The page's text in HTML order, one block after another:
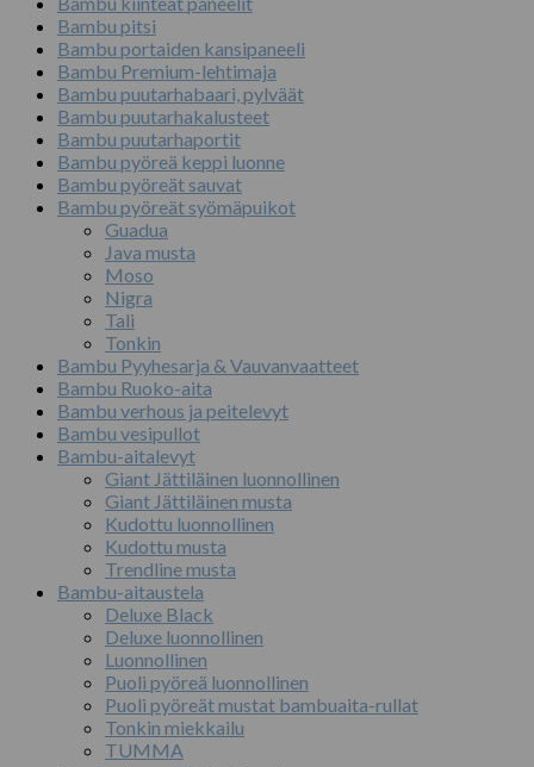
Bambu pitsi
Bambu portaiden kansipaneeli
Bambu Premium-lehtimaja
Bambu puutarhabaari, pylväät
Bambu puutarhakalusteet
Bambu puutarhaportit
Bambu pyöreä keppi luonne
Bambu pyöreät sauvat
Bambu pyöreät syömäpuikot
Guadua
Java musta
Moso
Nigra
Tali
Tonkin
Bambu Pyyhesarja & Vauvanvaatteet
Bambu Ruoko-aita
Bambu verhous ja peitelevyt
Bambu vesipullot
Bambu-aitalevyt
Giant Jättiläinen luonnollinen
Giant Jättiläinen musta
Kudottu luonnollinen
Kudottu musta
Trendline musta
Bambu-aitaustela
Deluxe Black
Deluxe luonnollinen
Luonnollinen
Puoli pyöreä luonnollinen
Puoli pyöreät mustat bambuaita-rullat
Tonkin miekkailu
TUMMA